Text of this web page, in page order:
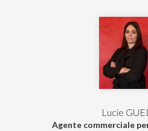
Lucie
Agente commerciale